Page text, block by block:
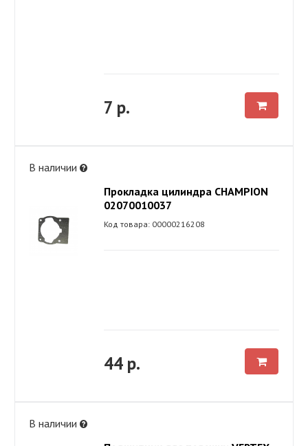
7 р.
В наличии
Прокладка цилиндра CHAMPION
02070010037
Код товара: 00000216208
44 р.
В наличии